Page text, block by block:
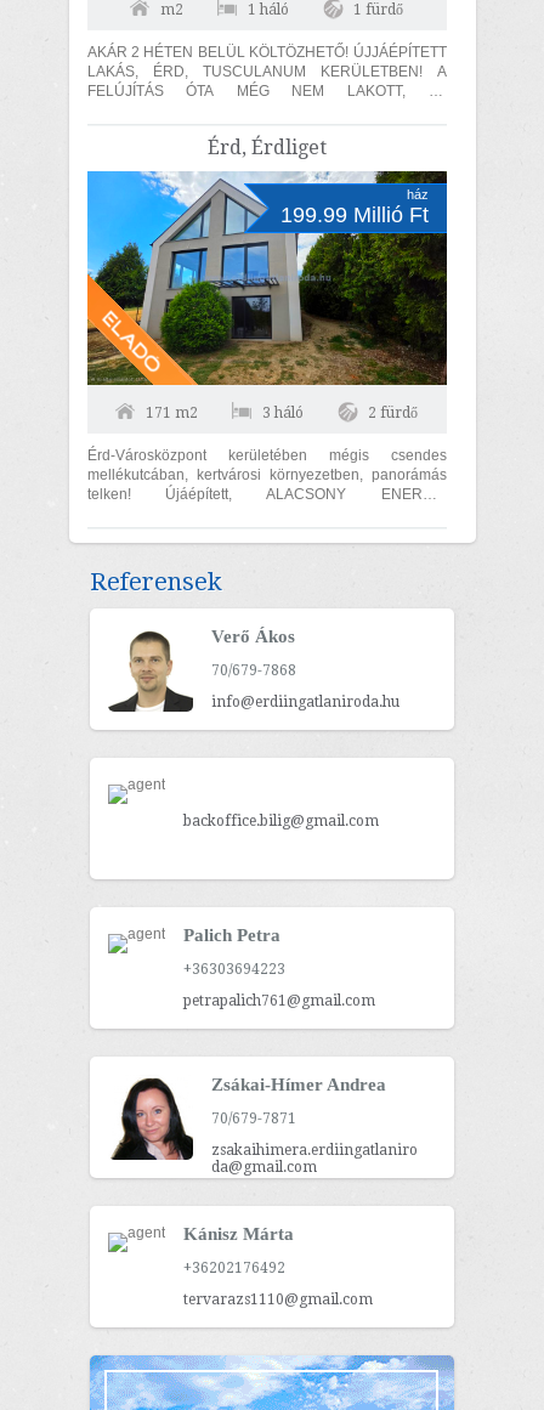
m2 1 háló 1 fürdő
AKÁR 2 HÉTEN BELÜL KÖLTÖZHETŐ! ÚJJÁÉPÍTETT
LAKÁS, ÉRD, TUSCULANUM KERÜLETBEN! A
FELÚJÍTÁS ÓTA MÉG NEM LAKOTT, ÚJ
AUTÓBEÁLLÓ! A lakás...
Érd, Érdliget
ház
199.99 Millió Ft
171 m2 3 háló 2 fürdő
Érd-Városközpont kerületében mégis csendes
mellékutcában, kertvárosi környezetben, panorámás
telken! Újáépített, ALACSONY ENERGIA
123...
Referensek
Verő Ákos
70/679-7868
info@erdiingatlaniroda.hu
backoffice.bilig@gmail.com
Palich Petra
+36303694223
petrapalich761@gmail.com
Zsákai-Hímer Andrea
70/679-7871
zsakaihimera.erdiingatlaniro
da@gmail.com
Kánisz Márta
+36202176492
tervarazs1110@gmail.com